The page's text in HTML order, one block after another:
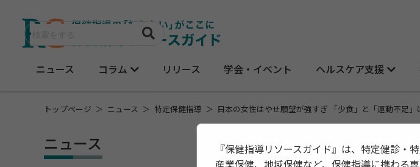
ニュース コラム リリース 学会・イベント ヘルスケア支援
トップページ ニュース 特定保健指導 日本の女性はやせ願望が強すぎ 「少食」と「運動不足
ニュース
『保健指導リソースガイド』は、特定健診・
産業保健、地域保健など、保健指導に携わる